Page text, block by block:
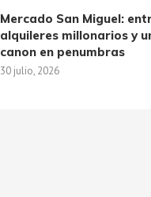
Mercado San Miguel:
alquileres millonarios y
canon en penumbras
30 julio, 2026